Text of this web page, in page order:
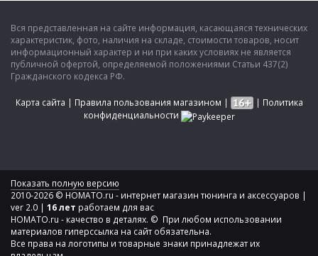
Вся представленная на сайте информация, касающаяся технических
характеристик, фото, наличия на складе, стоимости товаров, носит
информационный характер и ни при каких условиях не является
публичной офертой, определяемой положениями Статьи 437(2)
Гражданского кодекса РФ.
Карта сайта | Правила пользования магазином | | Политика
конфиденциальности
Показать полную версию
2010-2026 © HOMATO.ru - интернет магазин тюнинга и аксессуаров |
ver 2.0 | 16 лет работаем для вас
HOMATO.ru - качество в деталях. © При любом использовании
материалов гиперссылка на сайт обязательна.
Все права на логотипы и товарные знаки принадлежат их